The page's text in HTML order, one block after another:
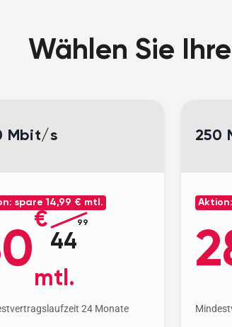
Wählen Sie
Mbit/s
spare 14,99 € mtl.
€
44
99
mtl.
24 Monate
250